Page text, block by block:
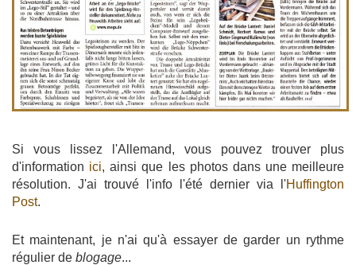
Si vous lissez l'Allemand, vous pouvez trouver plus
d'information ici, ainsi que les photos dans une meilleure
résolution. J'ai trouvé l'info l'été dernier via l'Huffington
Post.
Et maintenant, je n'ai qu'à essayer de garder un rythme
régulier de blogage...